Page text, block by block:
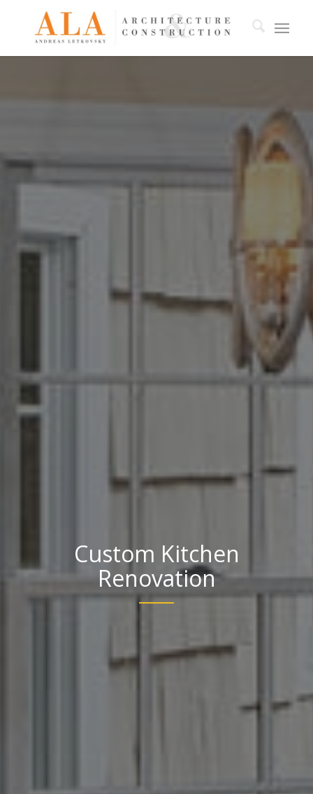
Custom Kitchen
Renovation